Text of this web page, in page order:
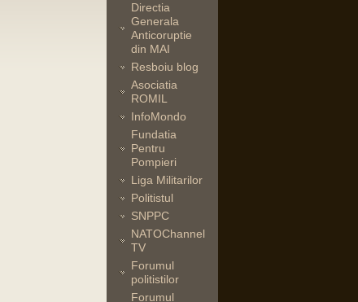
Directia
Generala
Anticoruptie
din MAI
Resboiu blog
Asociatia
ROMIL
InfoMondo
Fundatia
Pentru
Pompieri
Liga Militarilor
Politistul
SNPPC
NATOChannel
TV
Forumul
politistilor
Forumul